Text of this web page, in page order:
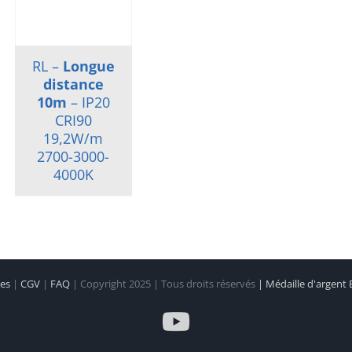
RL – Longue
distance
10m – IP20
CRI90
19,2W/m
2700-3000-
4000K
| CGV | FAQ | Copyright 2025 | Tous droits réservés | Médaille d'argent